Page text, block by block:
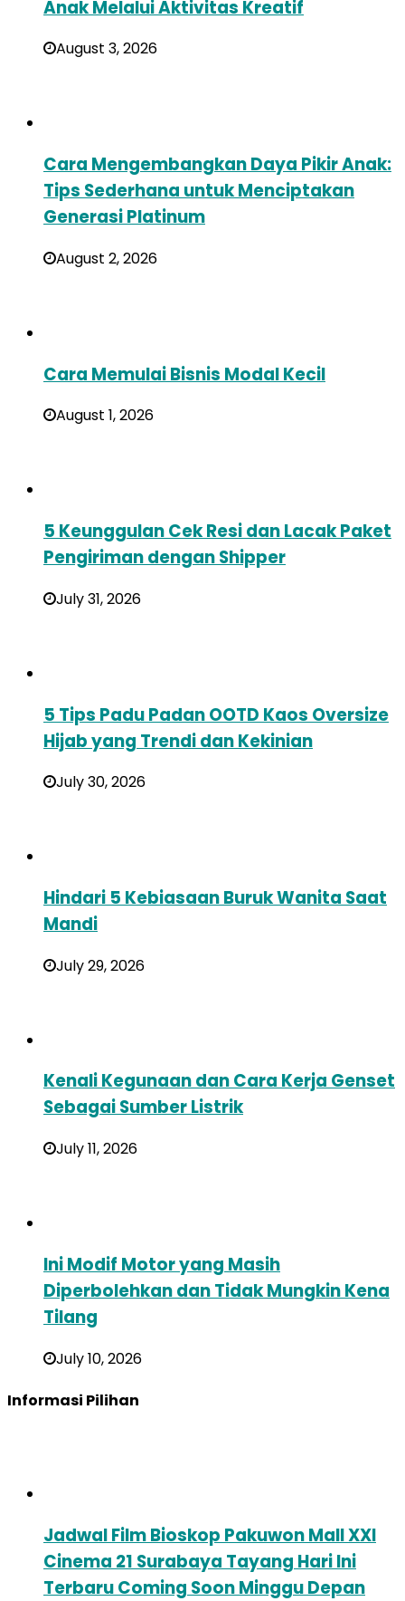
Anak Melalui Aktivitas Kreatif
August 3, 2026
Cara Mengembangkan Daya Pikir Anak:
Tips Sederhana untuk Menciptakan
Generasi Platinum
August 2, 2026
Cara Memulai Bisnis Modal Kecil
August 1, 2026
5 Keunggulan Cek Resi dan Lacak Paket
Pengiriman dengan Shipper
July 31, 2026
5 Tips Padu Padan OOTD Kaos Oversize
Hijab yang Trendi dan Kekinian
July 30, 2026
Hindari 5 Kebiasaan Buruk Wanita Saat
Mandi
July 29, 2026
Kenali Kegunaan dan Cara Kerja Genset
Sebagai Sumber Listrik
July 11, 2026
Ini Modif Motor yang Masih
Diperbolehkan dan Tidak Mungkin Kena
Tilang
July 10, 2026
Informasi Pilihan
Jadwal Film Bioskop Pakuwon Mall XXI
Cinema 21 Surabaya Tayang Hari Ini
Terbaru Coming Soon Minggu Depan